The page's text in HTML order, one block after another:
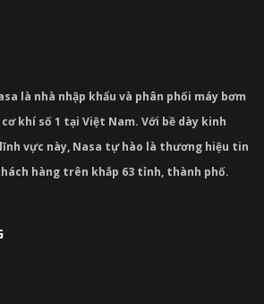
là nhà nhập khẩu và phân phối máy bơm
khí số 1 tại Việt Nam. Với bề dày kinh
vực này, Nasa tự hào là thương hiệu tin
hàng trên khắp 63 tỉnh, thành phố.